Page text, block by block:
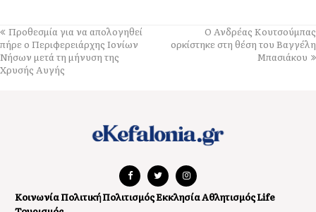
18:00
Η Χορωδία και Μαντολινάτα Αργοστολίου τραγουδά στο
Καπανδρίτι
16:52
Προθεσμία για να απολογηθεί
πήρε ο Περιφερειάρχης Ιονίων
Νήσων μετά τη μήνυση της
Χρυσής Αυγής
O Ανδρέας Κουτσούμπας
ορκίστηκε στη θέση του Βαγγέλη
Μπασιάκου
ΚοινωνίαΠολιτικήΠολιτισμόςΕκκλησίαΑθλητισμόςLife